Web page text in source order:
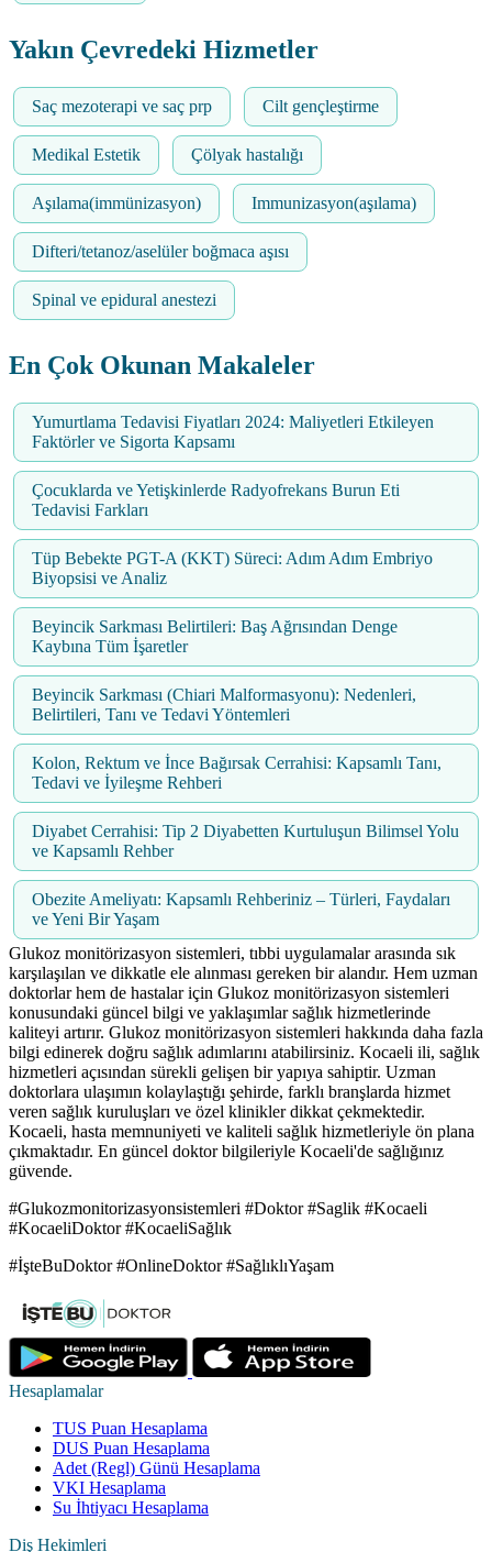
Yakın Çevredeki Hizmetler
Saç mezoterapi ve saç prp Cilt gençleştirme
Medikal Estetik Çölyak hastalığı
Aşılama(immünizasyon) Immunizasyon(aşılama)
Difteri/tetanoz/aselüler boğmaca aşısı
Spinal ve epidural anestezi
En Çok Okunan Makaleler
Yumurtlama Tedavisi Fiyatları 2024: Maliyetleri Etkileyen
Faktörler ve Sigorta Kapsamı
Çocuklarda ve Yetişkinlerde Radyofrekans Burun Eti
Tedavisi Farkları
Tüp Bebekte PGT-A (KKT) Süreci: Adım Adım Embriyo
Biyopsisi ve Analiz
Beyincik Sarkması Belirtileri: Baş Ağrısından Denge
Kaybına Tüm İşaretler
Beyincik Sarkması (Chiari Malformasyonu): Nedenleri,
Belirtileri, Tanı ve Tedavi Yöntemleri
Kolon, Rektum ve İnce Bağırsak Cerrahisi: Kapsamlı Tanı,
Tedavi ve İyileşme Rehberi
Diyabet Cerrahisi: Tip 2 Diyabetten Kurtuluşun Bilimsel Yolu
ve Kapsamlı Rehber
Obezite Ameliyatı: Kapsamlı Rehberiniz – Türleri, Faydaları
ve Yeni Bir Yaşam
Glukoz monitörizasyon sistemleri, tıbbi uygulamalar arasında sık
karşılaşılan ve dikkatle ele alınması gereken bir alandır. Hem uzman
doktorlar hem de hastalar için Glukoz monitörizasyon sistemleri
konusundaki güncel bilgi ve yaklaşımlar sağlık hizmetlerinde
kaliteyi artırır. Glukoz monitörizasyon sistemleri hakkında daha fazla
bilgi edinerek doğru sağlık adımlarını atabilirsiniz. Kocaeli ili, sağlık
hizmetleri açısından sürekli gelişen bir yapıya sahiptir. Uzman
doktorlara ulaşımın kolaylaştığı şehirde, farklı branşlarda hizmet
veren sağlık kuruluşları ve özel klinikler dikkat çekmektedir.
Kocaeli, hasta memnuniyeti ve kaliteli sağlık hizmetleriyle ön plana
çıkmaktadır. En güncel doktor bilgileriyle Kocaeli'de sağlığınız
güvende.
#Glukozmonitorizasyonsistemleri #Doktor #Saglik #Kocaeli
#KocaeliDoktor #KocaeliSağlık
#İşteBuDoktor #OnlineDoktor #SağlıklıYaşam
Hesaplamalar
TUS Puan Hesaplama
DUS Puan Hesaplama
Adet (Regl) Günü Hesaplama
VKI Hesaplama
Su İhtiyacı Hesaplama
Diş Hekimleri